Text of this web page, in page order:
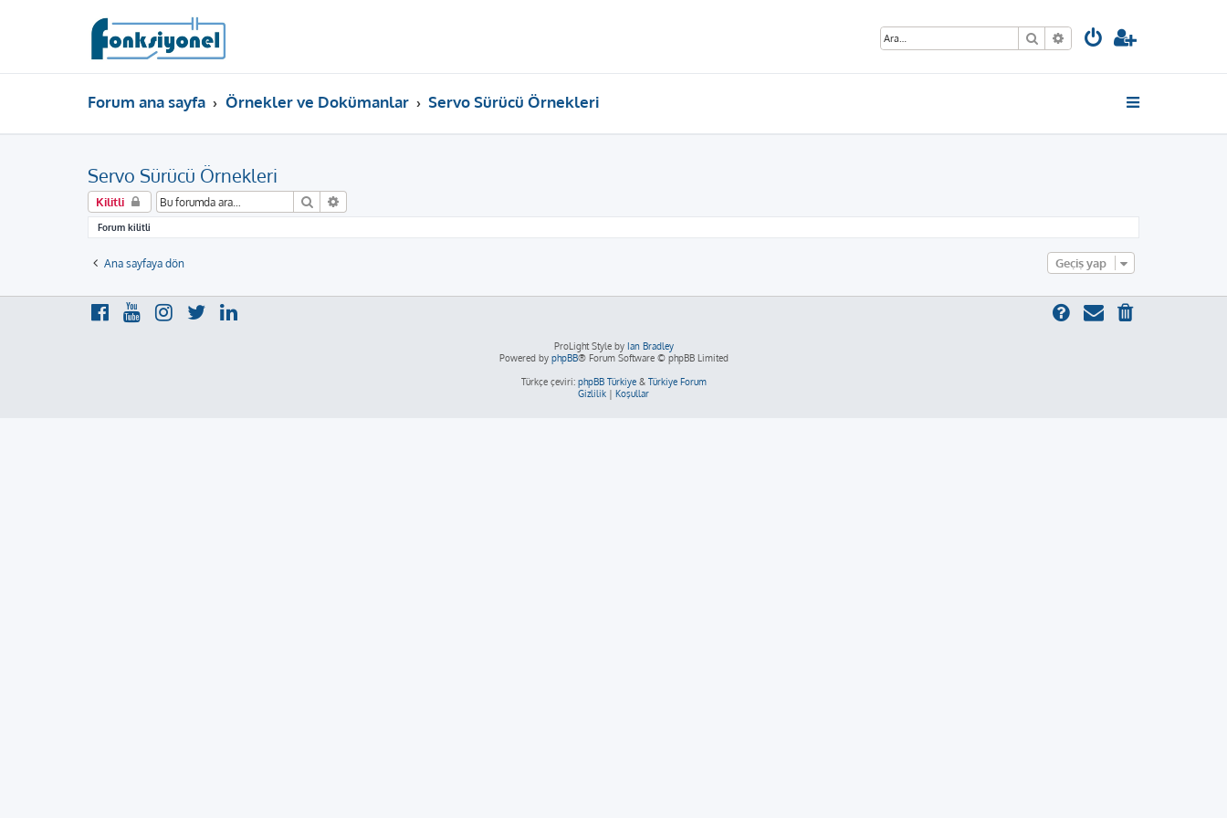
Ara Gelişmiş arama
Forum ana sayfa Örnekler ve Dokümanlar Servo Sürücü Örnekleri
Servo Sürücü Örnekleri
Kilitli Ara
Forum kilitli
Ana sayfaya dön Geçiş yap
ProLight Style by Ian Bradley
Powered by phpBB® Forum Software © phpBB Limited
Türkçe çeviri: phpBB Türkiye& Türkiye Forum
Gizlilik | Koşullar